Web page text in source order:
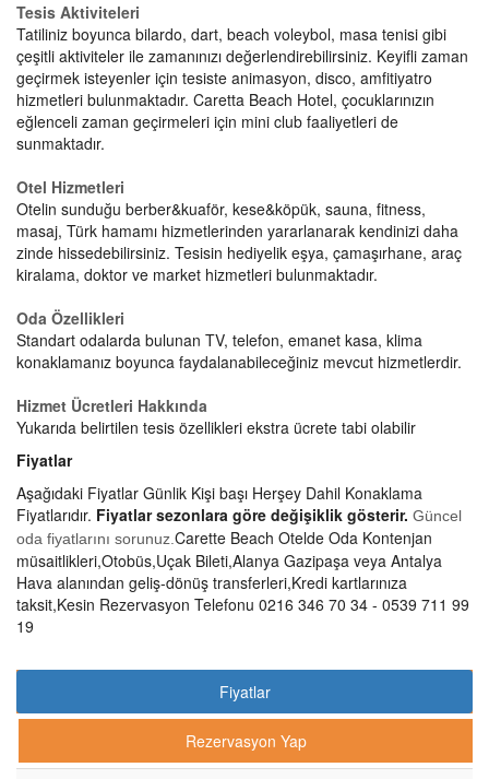
Tesis Aktiviteleri
Tatiliniz boyunca bilardo, dart, beach voleybol, masa tenisi gibi
çeşitli aktiviteler ile zamanınızı değerlendirebilirsiniz. Keyifli zaman
geçirmek isteyenler için tesiste animasyon, disco, amfitiyatro
hizmetleri bulunmaktadır. Caretta Beach Hotel, çocuklarınızın
eğlenceli zaman geçirmeleri için mini club faaliyetleri de
sunmaktadır.
Otel Hizmetleri
Otelin sunduğu berber&kuaför, kese&köpük, sauna, fitness,
masaj, Türk hamamı hizmetlerinden yararlanarak kendinizi daha
zinde hissedebilirsiniz. Tesisin hediyelik eşya, çamaşırhane, araç
kiralama, doktor ve market hizmetleri bulunmaktadır.
Oda Özellikleri
Standart odalarda bulunan TV, telefon, emanet kasa, klima
konaklamanız boyunca faydalanabileceğiniz mevcut hizmetlerdir.
Hizmet Ücretleri Hakkında
Yukarıda belirtilen tesis özellikleri ekstra ücrete tabi olabilir
Fiyatlar
Aşağıdaki Fiyatlar Günlik Kişi başı Herşey Dahil Konaklama
Fiyatlarıdır. Fiyatlar sezonlara göre değişiklik gösterir. Güncel
oda fiyatlarını sorunuz Carette Beach Otelde Oda Kontenjan
müsaitlikleri,Otobüs,Uçak Bileti,Alanya Gazipaşa veya Antalya
Hava alanından geliş-dönüş transferleri,Kredi kartlarınıza
taksit,Kesin Rezervasyon Telefonu 0216 346 70 34 - 0539 711 99
19
Fiyatlar
Rezervasyon Yap